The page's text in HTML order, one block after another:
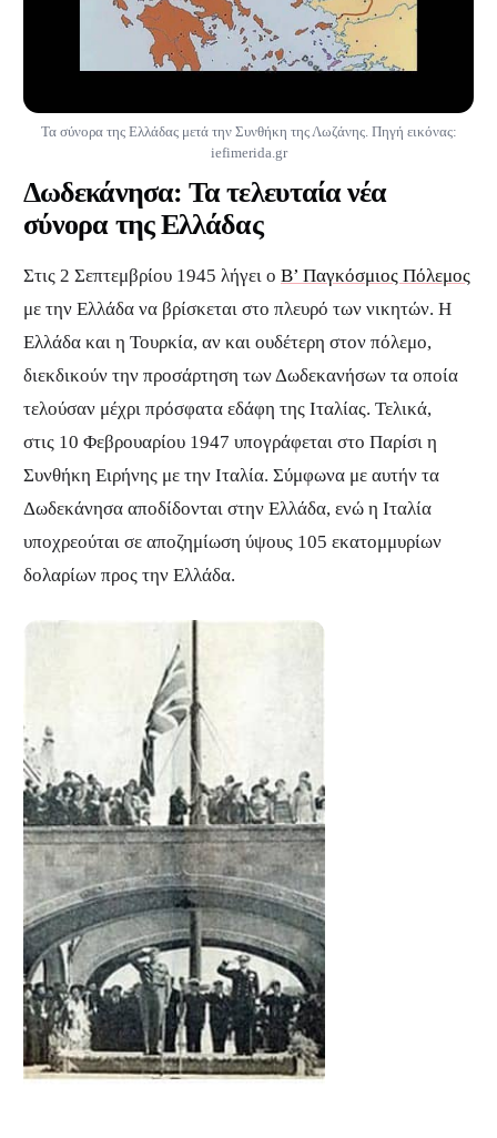
Τα σύνορα της Ελλάδας μετά την Συνθήκη της Λωζάνης. Πηγή εικόνας:
iefimerida.gr
Δωδεκάνησα: Τα τελευταία νέα
σύνορα της Ελλάδας
Στις 2 Σεπτεμβρίου 1945 λήγει ο Β’ Παγκόσμιος Πόλεμος
με την Ελλάδα να βρίσκεται στο πλευρό των νικητών. Η
Ελλάδα και η Τουρκία, αν και ουδέτερη στον πόλεμο,
διεκδικούν την προσάρτηση των Δωδεκανήσων τα οποία
τελούσαν μέχρι πρόσφατα εδάφη της Ιταλίας. Τελικά,
στις 10 Φεβρουαρίου 1947 υπογράφεται στο Παρίσι η
Συνθήκη Ειρήνης με την Ιταλία. Σύμφωνα με αυτήν τα
Δωδεκάνησα αποδίδονται στην Ελλάδα, ενώ η Ιταλία
υποχρεούται σε αποζημίωση ύψους 105 εκατομμυρίων
δολαρίων προς την Ελλάδα.